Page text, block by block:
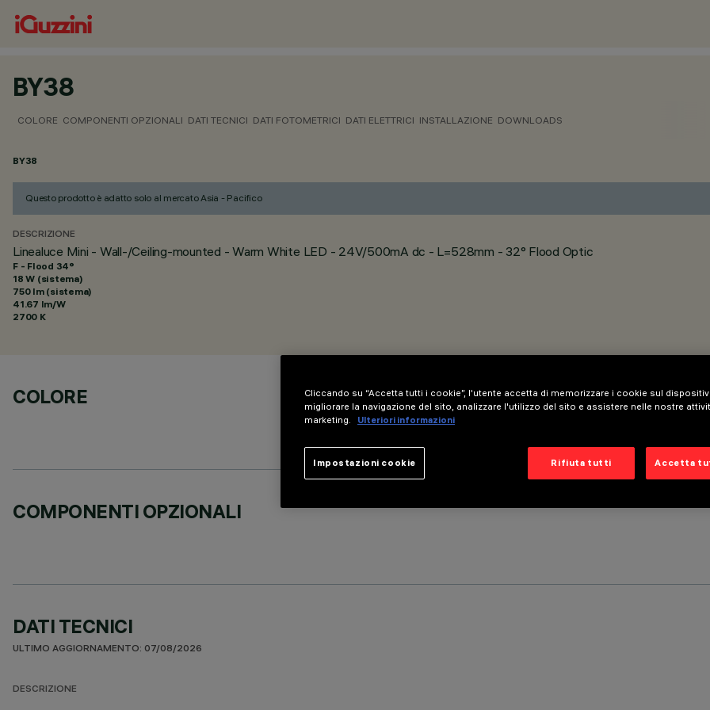
BY38
COLORE COMPONENTI OPZIONALI DATI TECNICI DATI FOTOMETRICI DATI ELETTRICI INSTALLAZIONE DOWNLOADS
BY38
Questo prodotto è adatto solo al mercato Asia - Pacifico
DESCRIZIONE
Linealuce Mini - Wall-/Ceiling-mounted - Warm White LED - 24V/500mA dc - L=528mm - 32° Flood Optic
F - Flood 34°
18 W (sistema)
750 lm (sistema)
41.67 lm/W
2700 K
COLORE
COMPONENTI OPZIONALI
DATI TECNICI
ULTIMO AGGIORNAMENTO: 07/08/2026
DESCRIZIONE
Cliccando su “Accetta tutti i cookie”, l'utente accetta di memorizzare i cookie sul
migliorare la navigazione del sito, analizzare l'utilizzo del sito e assistere nelle nostre
marketing.
Ulteriori informazioni
Rifiuta tutti Accetta
Impostazioni cookie